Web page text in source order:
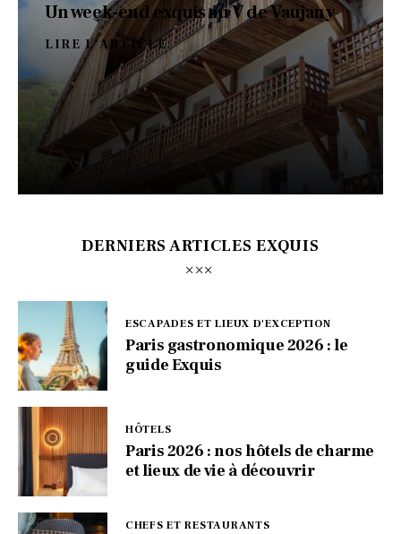
Un week-end exquis au V de Vaujany
LIRE L'ARTICLE
DERNIERS ARTICLES EXQUIS
ESCAPADES ET LIEUX D'EXCEPTION
Paris gastronomique 2026 : le
guide Exquis
HÔTELS
Paris 2026 : nos hôtels de charme
et lieux de vie à découvrir
CHEFS ET RESTAURANTS